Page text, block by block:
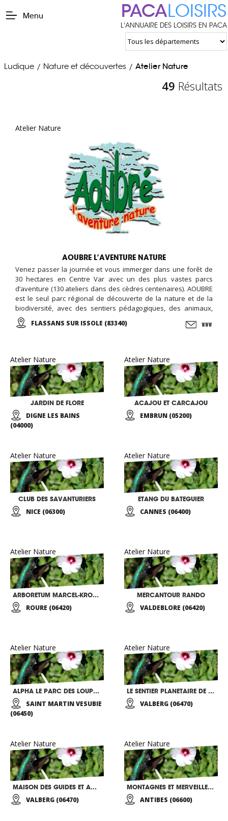
Menu PACALOISIRS
L'ANNUAIRE DES LOISIRS EN PACA
Ludique / Nature et découvertes / Atelier Nature
49 Résultats
Atelier Nature
AOUBRE L’AVENTURE NATURE
Venez passer la journée et vous immerger dans une forêt de
30 hectares en Centre Var avec un des plus vastes parcs
d’aventure (130 ateliers dans des cèdres centenaires). AOUBRE
est le seul parc régional de découverte de la nature et de la
biodiversité, avec des sentiers pédagogiques, des animaux,
une ferme pédagogique, et des activités ludiques et éducative,
le jardin des papillons, ...
FLASSANS SUR ISSOLE (83340)
Atelier Nature
JARDIN DE FLORE
DIGNE LES BAINS
(04000)
Atelier Nature
ACAJOU ET CARCAJOU
EMBRUN (05200)
Atelier Nature
CLUB DES SAVANTURIERS
NICE (06300)
Atelier Nature
ETANG DU BATEGUIER
CANNES (06400)
Atelier Nature
ARBORETUM MARCEL-KROENLEIN
ROURE (06420)
Atelier Nature
MERCANTOUR RANDO
VALDEBLORE (06420)
Atelier Nature
ALPHA LE PARC DES LOUPS DU MERCANTOUR
SAINT MARTIN VESUBIE
(06450)
Atelier Nature
LE SENTIER PLANETAIRE DE VALBERG
VALBERG (06470)
Atelier Nature
MAISON DES GUIDES ET ACCOMPAGNATEURS DES PORTES DU MERCANTOUR
VALBERG (06470)
Atelier Nature
MONTAGNES ET MERVEILLES D’AZUR
ANTIBES (06600)